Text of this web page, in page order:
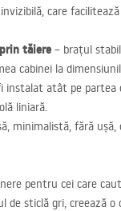
care
tăiere – brațul
cabinei la
instalat atât pe partea
liniară.
minimalistă, fără
pentru cei care
de sticlă gri, creează